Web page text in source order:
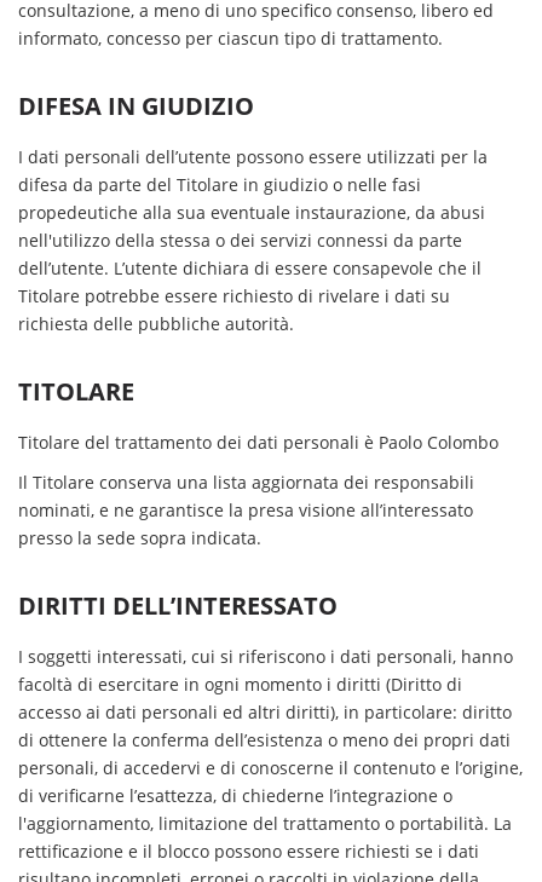
consultazione, a meno di uno specifico consenso, libero ed
informato, concesso per ciascun tipo di trattamento.
DIFESA IN GIUDIZIO
I dati personali dell’utente possono essere utilizzati per la
difesa da parte del Titolare in giudizio o nelle fasi
propedeutiche alla sua eventuale instaurazione, da abusi
nell'utilizzo della stessa o dei servizi connessi da parte
dell’utente. L’utente dichiara di essere consapevole che il
Titolare potrebbe essere richiesto di rivelare i dati su
richiesta delle pubbliche autorità.
TITOLARE
Titolare del trattamento dei dati personali è Paolo Colombo
Il Titolare conserva una lista aggiornata dei responsabili
nominati, e ne garantisce la presa visione all’interessato
presso la sede sopra indicata.
DIRITTI DELL’INTERESSATO
I soggetti interessati, cui si riferiscono i dati personali, hanno
facoltà di esercitare in ogni momento i diritti (Diritto di
accesso ai dati personali ed altri diritti), in particolare: diritto
di ottenere la conferma dell’esistenza o meno dei propri dati
personali, di accedervi e di conoscerne il contenuto e l’origine,
di verificarne l’esattezza, di chiederne l’integrazione o
l'aggiornamento, limitazione del trattamento o portabilità. La
rettificazione e il blocco possono essere richiesti se i dati